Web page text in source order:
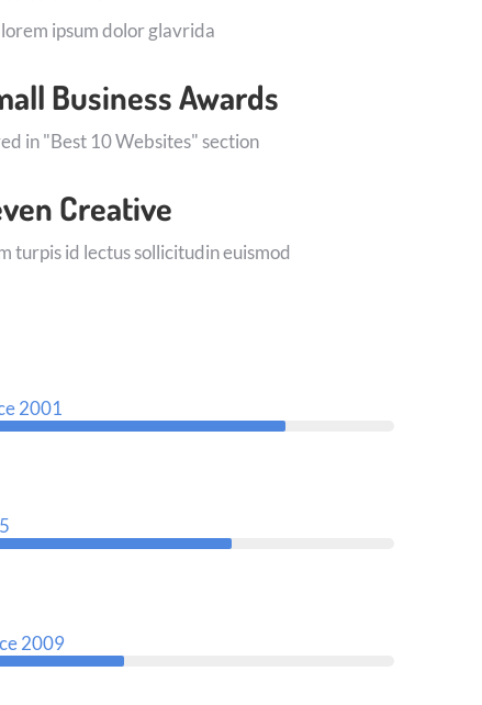
ipsum dolor glavrida
Business Awards
in "Best 10 Websites" section
Creative
turpis id lectus sollicitudin euismod
2001
2009